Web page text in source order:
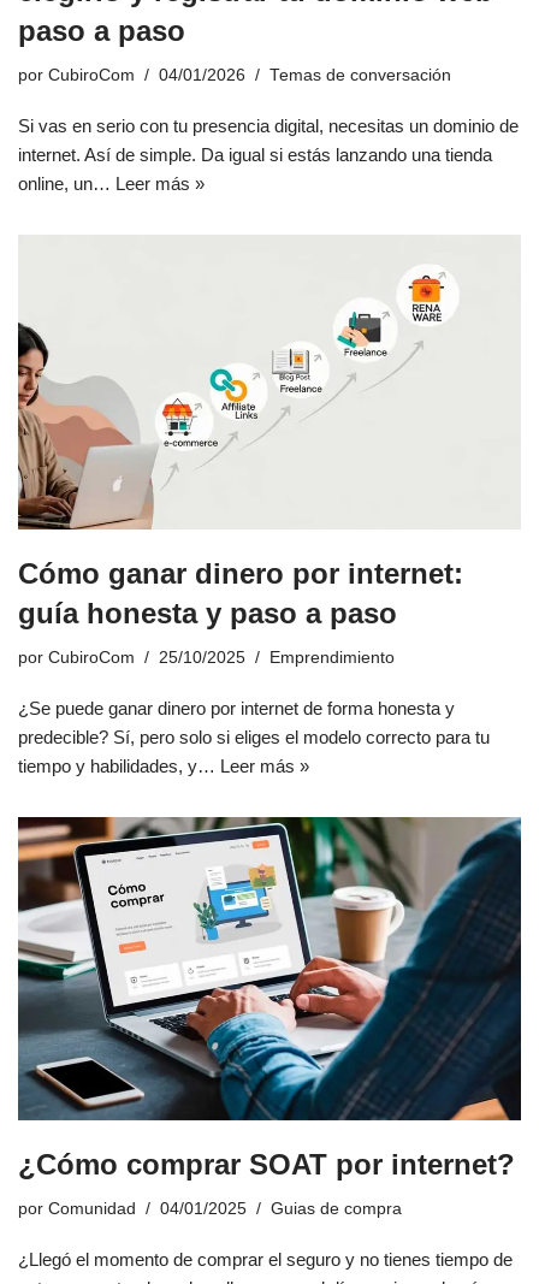
paso a paso
por CubiroCom 04/01/2026 Temas de conversación
Si vas en serio con tu presencia digital, necesitas un dominio de
internet. Así de simple. Da igual si estás lanzando una tienda
online, un… Leer más »
Cómo ganar dinero por internet:
guía honesta y paso a paso
por CubiroCom 25/10/2025 Emprendimiento
¿Se puede ganar dinero por internet de forma honesta y
predecible? Sí, pero solo si eliges el modelo correcto para tu
tiempo y habilidades, y… Leer más »
¿Cómo comprar SOAT por internet?
por Comunidad 04/01/2025 Guias de compra
¿Llegó el momento de comprar el seguro y no tienes tiempo de